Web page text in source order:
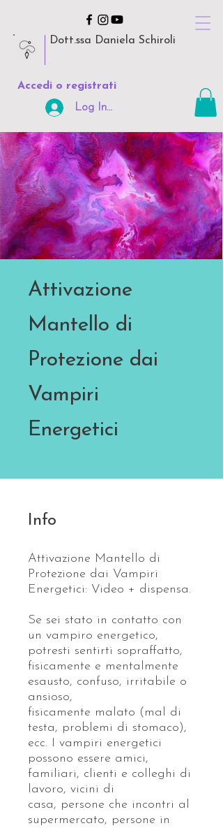
Dott.ssa Daniela Schiroli
Accedi o registrati
Log In Area Riservata
Attivazione
Mantello di
Protezione dai
Vampiri
Energetici
Info
Attivazione Mantello di
Protezione dai Vampiri
Energetici: Video + dispensa.
Se sei stato in contatto con
un vampiro energetico,
potresti sentirti sopraffatto,
fisicamente e mentalmente
esausto, confuso, irritabile o
ansioso,
fisicamente malato (mal di
testa, problemi di stomaco),
ecc. I vampiri energetici
possono essere amici,
familiari, clienti e colleghi di
lavoro, vicini di
casa, persone che incontri al
supermercato, persone in